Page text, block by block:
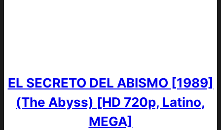
EL SECRETO DEL ABISMO [1989]
(The Abyss) [HD 720p, Latino,
MEGA]